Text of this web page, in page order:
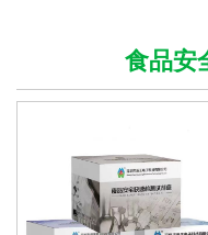
食品安